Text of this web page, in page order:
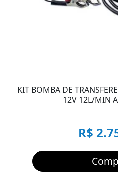
KIT BOMBA DE
12V 12L/MIN
R$